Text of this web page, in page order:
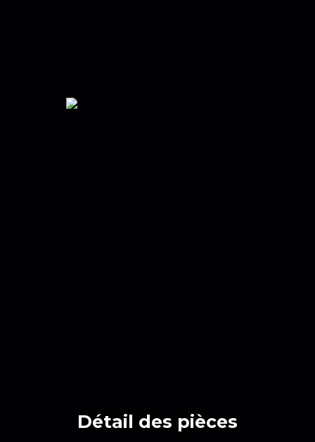
Détail des pièces